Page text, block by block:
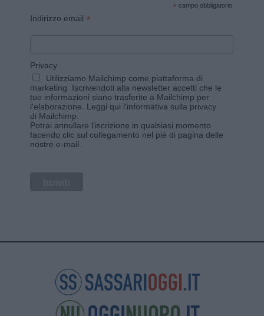
* campo obbligatorio
Indirizzo email *
Privacy
Utilizziamo Mailchimp come piattaforma di
marketing. Iscrivendoti alla newsletter accetti che le
tue informazioni siano trasferite a Mailchimp per
l'elaborazione. Leggi qui l'informativa sulla privacy
di Mailchimp
Potrai annullare l'iscrizione in qualsiasi momento
facendo clic sul collegamento nel piè di pagina delle
nostre e-mail.